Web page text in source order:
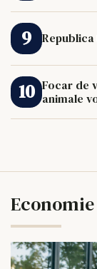
Focar de
animale
Economie